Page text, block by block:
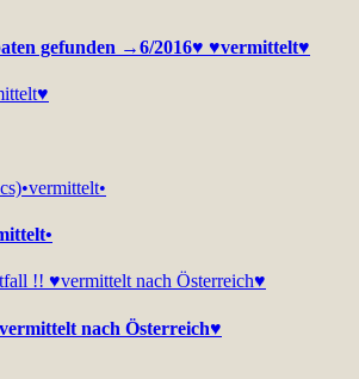
gefunden →6/2016♥ ♥vermittelt♥
nach Österreich♥